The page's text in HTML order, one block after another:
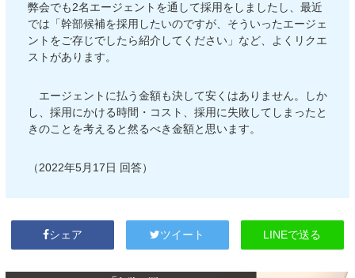
弊会でも2名エージェントを通して採用をしましたし、最近
では「幹部候補を採用したいのですが、そういったエージェ
ントをご存じでしたら紹介してください」など、よくリクエ
ストがあります。
エージェントに払う金額も決して安くはありません。しか
し、採用にかける時間・コスト、採用に失敗してしまったと
きのことを考えると然るべき金額と思います。
（2022年5月17日 回答）
シェア ツイート LINEで送る